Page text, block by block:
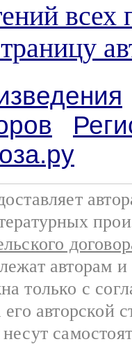
всех
авторам
только с
авторской